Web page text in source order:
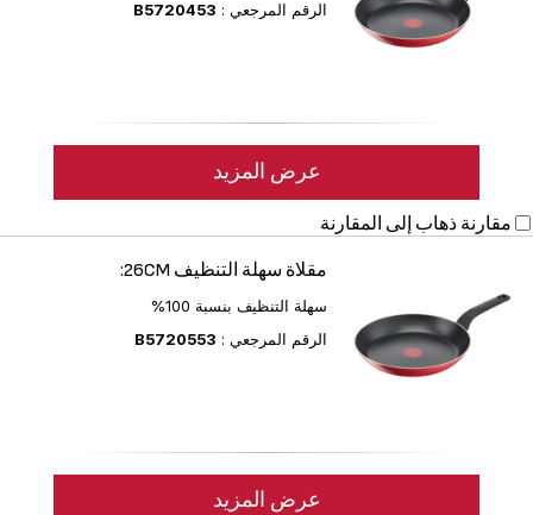
الرقم المرجعي : B5720453
عرض المزيد
مقارنة ذهاب إلى المقارنة
مقلاة سهلة التنظيف 26CM:
سهلة التنظيف بنسبة 100%
الرقم المرجعي : B5720553
عرض المزيد